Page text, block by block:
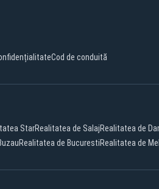
Cod de conduită
StarRealitatea de SalajRealitatea de
Realitatea de BucurestiRealitatea de